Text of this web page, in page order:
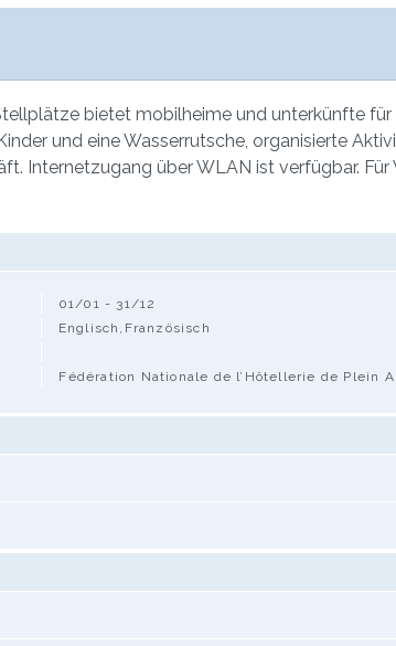
bietet mobilheime und unterkünfte
und eine Wasserrutsche, organisierte
Internetzugang über WLAN ist verfügbar.
01/01 - 31/12
Englisch,Französisch
Fédération Nationale de l’Hôtellerie de Plein